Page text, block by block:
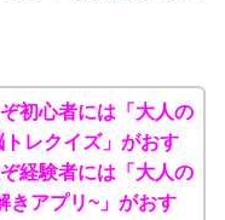
初心者には「大人の
レクイズ」がおす
経験者には「大人の
きアプリ~」がおす